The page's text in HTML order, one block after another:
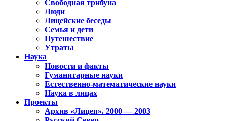
Свободная трибуна
Люди
Лицейские беседы
Семья и дети
Путешествие
Утраты
Наука
Новости и факты
Гуманитарные науки
Естественно-математические науки
Наука в лицах
Проекты
Архив «Лицея». 2000 — 2003